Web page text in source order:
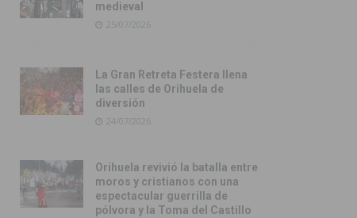
medieval
25/07/2026
La Gran Retreta Festera llena
las calles de Orihuela de
diversión
24/07/2026
Orihuela revivió la batalla entre
moros y cristianos con una
espectacular guerrilla de
pólvora y la Toma del Castillo